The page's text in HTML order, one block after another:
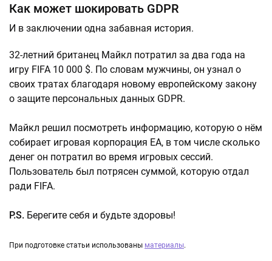
Как может шокировать GDPR
И в заключении одна забавная история.
32-летний британец Майкл потратил за два года на
игру FIFA 10 000 $. По словам мужчины, он узнал о
своих тратах благодаря новому европейскому закону
о защите персональных данных GDPR.
Майкл решил посмотреть информацию, которую о нём
собирает игровая корпорация EA, в том числе сколько
денег он потратил во время игровых сессий.
Пользователь был потрясен суммой, которую отдал
ради FIFA.
P.S. Берегите себя и будьте здоровы!
При подготовке статьи использованы материалы.